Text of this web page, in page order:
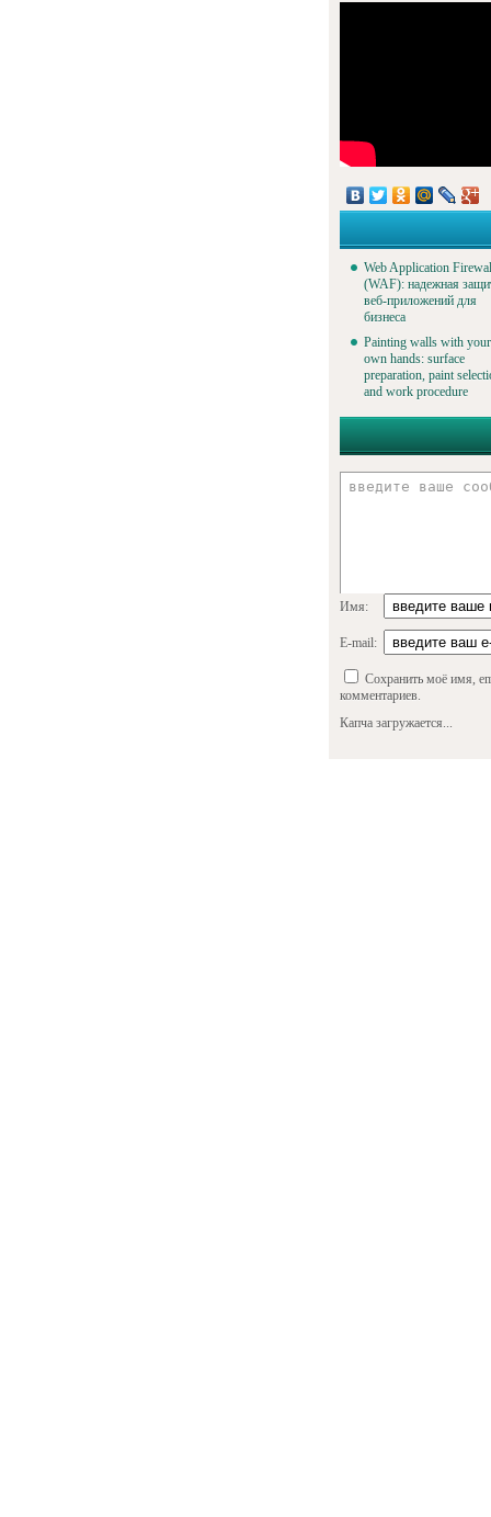
Web Application
(WAF): надежная
веб-приложений для
бизнеса
Painting walls with your
own hands: surface
preparation, paint
and work procedure
Имя:
E-mail:
Сохранить моё имя,
комментариев.
Капча загружается...